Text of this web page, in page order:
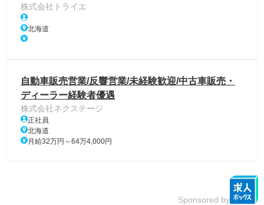
株式会社トライエ
北海道
自動車販売営業/反響営業/未経験歓迎/中古車販売・
ディーラー経験者優遇
株式会社ネクステージ
正社員
北海道
月給32万円～64万4,000円
Sponsored by